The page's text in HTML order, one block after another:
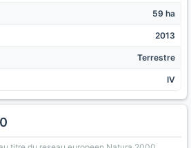
59 ha
2013
Terrestre
IV